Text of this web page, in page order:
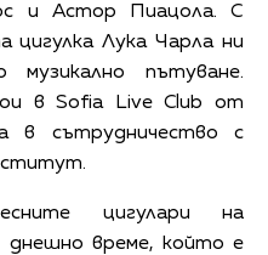
и Астор Пиацола. С
цигулка Лука Чарла ни
музикално пътуване.
в Sofia Live Club от
в сътрудничество с
цигулари на
днешно време, който е